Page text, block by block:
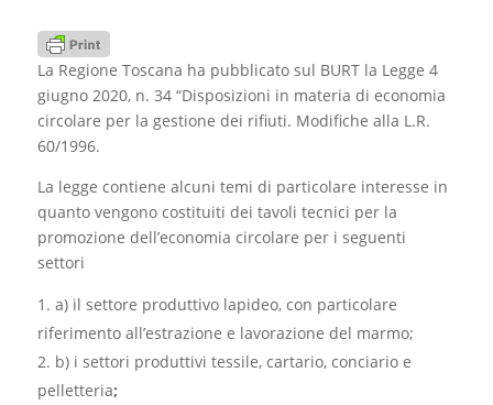
La Regione Toscana ha pubblicato sul BURT la Legge 4
giugno 2020, n. 34 “Disposizioni in materia di economia
circolare per la gestione dei rifiuti. Modifiche alla L.R.
60/1996.
La legge contiene alcuni temi di particolare interesse in
quanto vengono costituiti dei tavoli tecnici per la
promozione dell’economia circolare per i seguenti
settori
a) il settore produttivo lapideo, con particolare
riferimento all’estrazione e lavorazione del marmo;
b) i settori produttivi tessile, cartario, conciario e
pelletteria;